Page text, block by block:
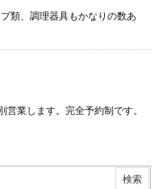
類、調理器具もかなりの数あ
業します。完全予約制です。